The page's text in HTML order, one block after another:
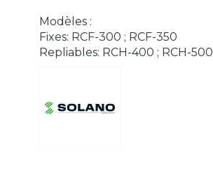
Modèles :
Fixes: RCF-300 ; RCF-350
Repliables: RCH-400 ; RCH-500